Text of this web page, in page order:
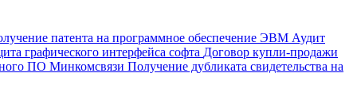
патента на программное обеспечение ЭВМ Аудит
графического интерфейса софта Договор купли-продажи
ПО Минкомсвязи Получение дубликата свидетельства на